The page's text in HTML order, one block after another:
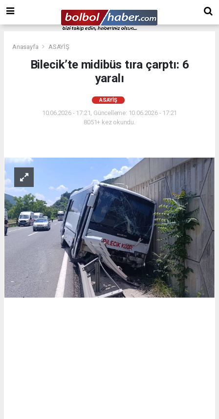
Anasayfa ASAYİŞ
Bilecik’te midibüs tıra çarptı: 6
yaralı
ASAYİŞ
10.06.2026 - 17:21, Güncelleme: 10.06.2026 - 17:21
8051+ kez okundu.